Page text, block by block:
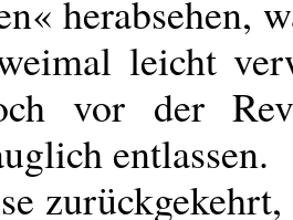
herabsehen,
leicht
vor der
entlassen.